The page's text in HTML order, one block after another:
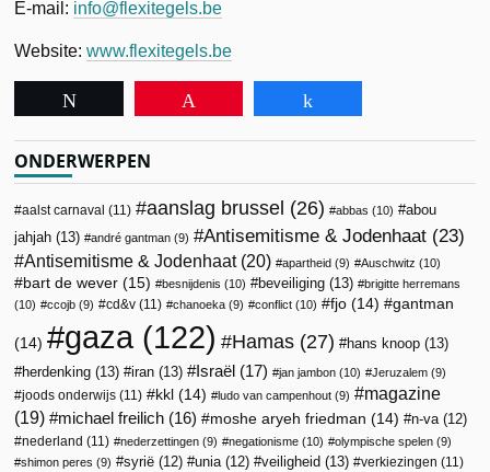
E-mail: info@flexitegels.be
Website:www.flexitegels.be
ONDERWERPEN
aalst carnaval (11) aanslag brussel (26) abbas (10)
abou
jahjah (13) andré gantman (9) Antisemitisme & Jodenhaat (23)
Antisemitisme & Jodenhaat(20) apartheid (9) Auschwitz (10)
bart de wever (15) besnijdenis (10) beveiliging (13)
brigitte herremans
(10)
ccojb (9) cd&v (11) chanoeka (9) conflict (10) fjo (14) gantman
(14) gaza (122) Hamas (27) hans knoop (13)
herdenking (13) iran (13) Israël (17) jan jambon (10) Jeruzalem (9)
joods onderwijs (11) kkl (14) ludo van campenhout (9)
magazine
(19)
michael freilich (16) moshe aryeh friedman (14) n-va (12)
nederland (11) nederzettingen (9) negationisme (10) olympische spelen (9)
shimon peres (9) syrië (12) unia (12) veiligheid (13) verkiezingen (11)